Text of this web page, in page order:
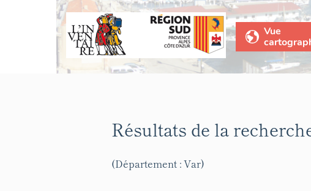
Vue
Résultats de la
(Département : Var)